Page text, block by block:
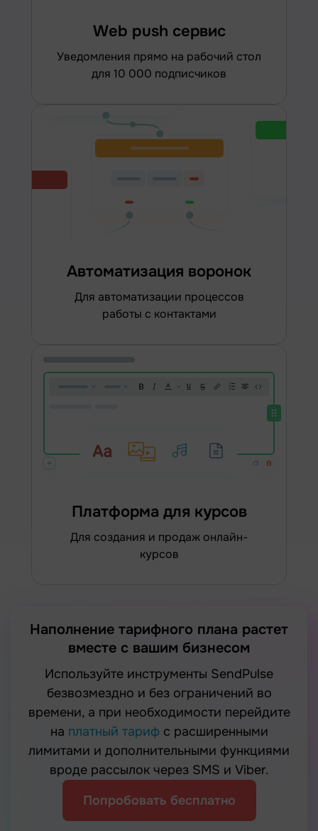
Web push сервис
уведомления прямо на рабочий стол
для 10 000 подписчиков
Автоматизация воронок
для автоматизации процессов
работы с контактами
Платформа для курсов
для создания и продаж онлайн-
курсов
Наполнение тарифного плана растет
вместе с вашим бизнесом
Используйте инструменты SendPulse
безвозмездно и без ограничений во
времени, а при необходимости перейдите
на платный тариф с расширенными
лимитами и дополнительными функциями
вроде рассылок через SMS и Viber.
Попробовать бесплатно